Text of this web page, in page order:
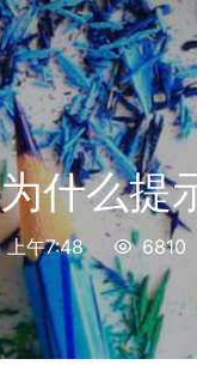
什么提
午7:48 6810